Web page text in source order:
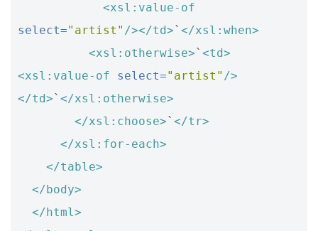
<xsl:value-of
select="artist" /></td>` </xsl:when>
<xsl:otherwise>` <td>
<xsl:value-of
select="artist" />
</td>` </xsl:otherwise>
</xsl:choose>` </tr>
</xsl:for-each>
</table>
</body>
</html>